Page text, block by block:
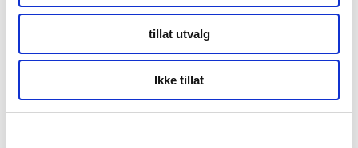
tillat utvalg
Ikke tillat
Kontor Alta
Markveien 38b